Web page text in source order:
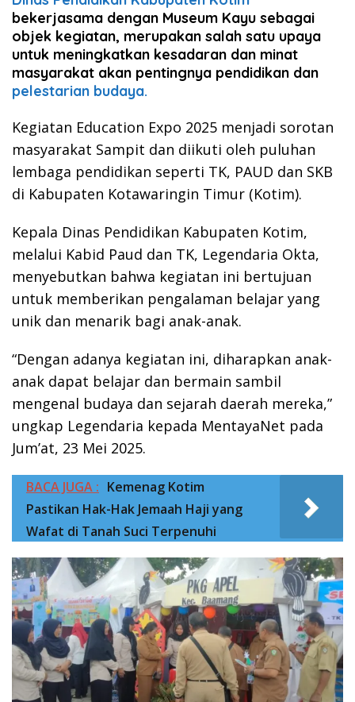
bekerjasama dengan Museum Kayu sebagai
objek kegiatan, merupakan salah satu upaya
untuk meningkatkan kesadaran dan minat
masyarakat akan pentingnya pendidikan dan
pelestarian budaya.
Kegiatan Education Expo 2025 menjadi sorotan
masyarakat Sampit dan diikuti oleh puluhan
lembaga pendidikan seperti TK, PAUD dan SKB
di Kabupaten Kotawaringin Timur (Kotim).
Kepala Dinas Pendidikan Kabupaten Kotim,
melalui Kabid Paud dan TK, Legendaria Okta,
menyebutkan bahwa kegiatan ini bertujuan
untuk memberikan pengalaman belajar yang
unik dan menarik bagi anak-anak.
“Dengan adanya kegiatan ini, diharapkan anak-
anak dapat belajar dan bermain sambil
mengenal budaya dan sejarah daerah mereka,”
ungkap Legendaria kepada MentayaNet pada
Jum’at, 23 Mei 2025.
BACA JUGA : Kemenag Kotim
Pastikan Hak-Hak Jemaah Haji yang
Wafat di Tanah Suci Terpenuhi